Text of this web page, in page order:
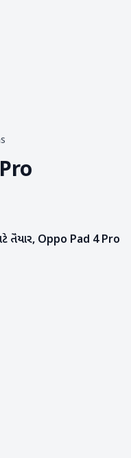
તૈયાર, Oppo Pad 4 Pro